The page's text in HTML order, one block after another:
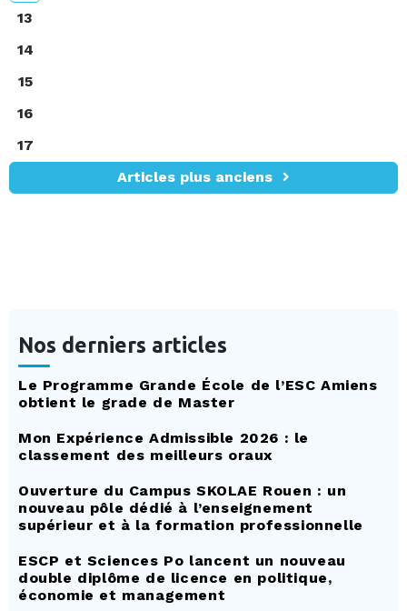
13
14
15
16
17
Articles plus anciens
Nos derniers articles
Le Programme Grande École de l’ESC Amiens
obtient le grade de Master
Mon Expérience Admissible 2026 : le
classement des meilleurs oraux
Ouverture du Campus SKOLAE Rouen : un
nouveau pôle dédié à l’enseignement
supérieur et à la formation professionnelle
ESCP et Sciences Po lancent un nouveau
double diplôme de licence en politique,
économie et management